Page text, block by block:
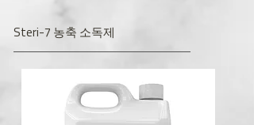
Steri-7 농축 소독제